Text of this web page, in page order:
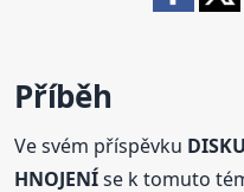
Příběh
Ve svém příspěvku
HNOJENÍse k tomuto